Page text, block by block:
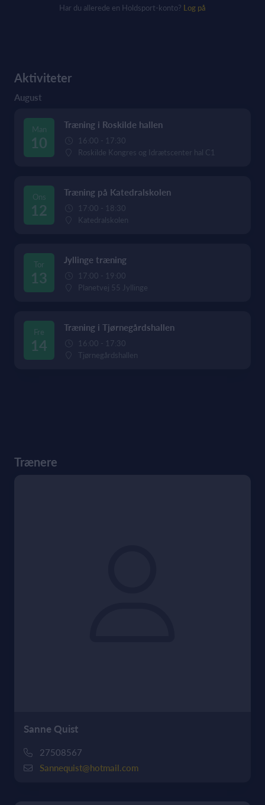
Har du allerede en Holdsport-konto? Log på
Aktiviteter
August
Man
10
Træning i Roskilde hallen
16:00 - 17:30
Roskilde Kongres og Idrætscenter hal C1
Ons
12
Træning på Katedralskolen
17:00 - 18:30
Katedralskolen
Tor
13
Jyllinge træning
17:00 - 19:00
Planetvej 55 Jyllinge
Fre
14
Træning i Tjørnegårdshallen
16:00 - 17:30
Tjørnegårdshallen
Trænere
Sanne Quist
27508567
Sannequist@hotmail.com